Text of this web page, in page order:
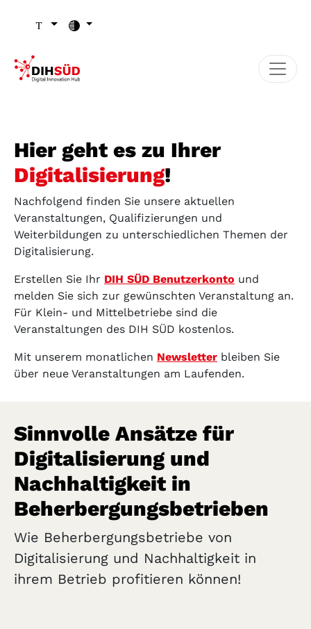
Hier geht es zu Ihrer
Digitalisierung!
Nachfolgend finden Sie unsere aktuellen
Veranstaltungen, Qualifizierungen und
Weiterbildungen zu unterschiedlichen Themen der
Digitalisierung.
Erstellen Sie Ihr DIH SÜD Benutzerkonto und
melden Sie sich zur gewünschten Veranstaltung an.
Für Klein- und Mittelbetriebe sind die
Veranstaltungen des DIH SÜD kostenlos.
Mit unserem monatlichen Newsletter bleiben Sie
über neue Veranstaltungen am Laufenden.
Sinnvolle Ansätze für
Digitalisierung und
Nachhaltigkeit in
Beherbergungsbetrieben
Wie Beherbergungsbetriebe von
Digitalisierung und Nachhaltigkeit in
ihrem Betrieb profitieren können!